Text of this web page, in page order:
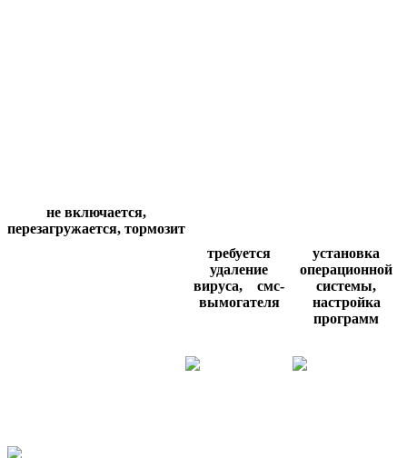
не включается,
перезагружается, тормозит
требуется
удаление
вируса, смс-
вымогателя
установка
операционной
системы,
настройка
программ